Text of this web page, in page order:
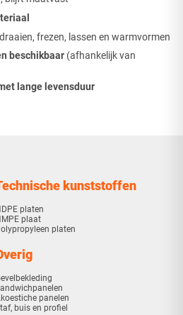
frezen, lassen en warmvormen
beschikbaar (afhankelijk van
lange levensduur
kunststoffen
platen
plaat
platen
panelen
buis en profiel